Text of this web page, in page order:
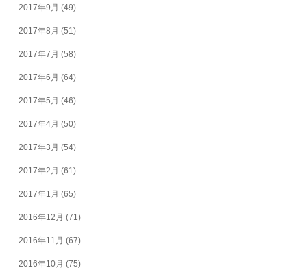
2017年9月 (49)
2017年8月 (51)
2017年7月 (58)
2017年6月 (64)
2017年5月 (46)
2017年4月 (50)
2017年3月 (54)
2017年2月 (61)
2017年1月 (65)
2016年12月 (71)
2016年11月 (67)
2016年10月 (75)